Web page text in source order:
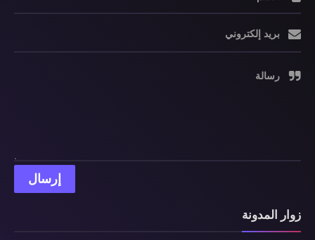
بريد إلكتروني
رسالة
زوار المدونة